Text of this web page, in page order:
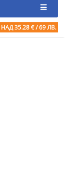
НАД 35.28 € / 69 ЛВ.